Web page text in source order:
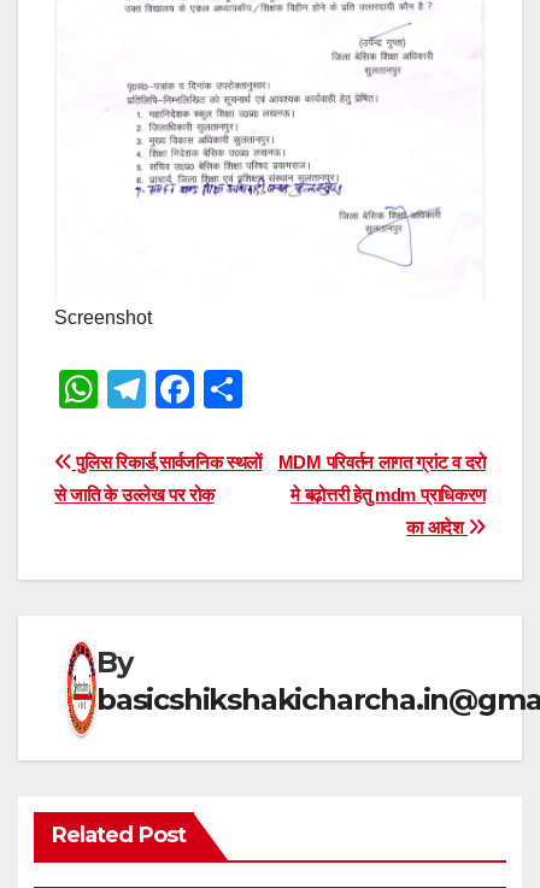
Screenshot
W
at
s
p
T
e
gr
m
F
c
e
o
ar
Post
navigation
MDM परिवर्तन लागत ग्रांट व दरो
मे बढ़ोत्तरी हेतु mdm प्राधिकरण
का आदेश
पुलिस रिकार्ड,सार्वजनिक स्थलों
से जाति के उल्लेख पर रोक
By
Related Post